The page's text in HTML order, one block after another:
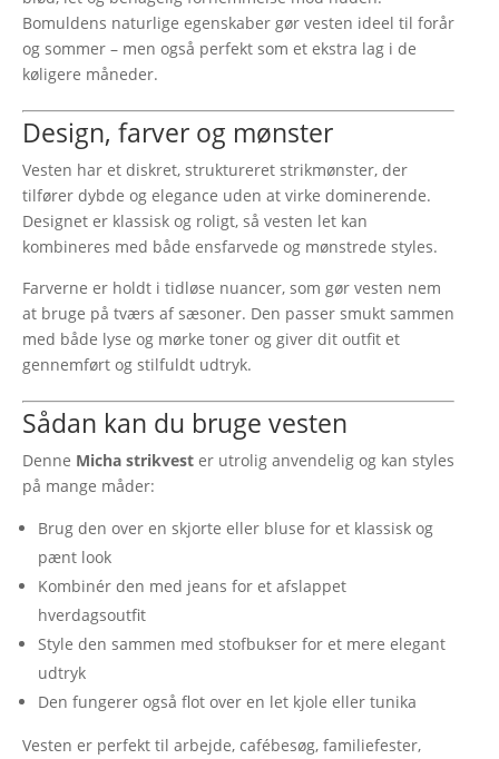
Bomuldens naturlige egenskaber gør vesten ideel til forår
og sommer – men også perfekt som et ekstra lag i de
køligere måneder.
Design, farver og mønster
Vesten har et diskret, struktureret strikmønster, der
tilfører dybde og elegance uden at virke dominerende.
Designet er klassisk og roligt, så vesten let kan
kombineres med både ensfarvede og mønstrede styles.
Farverne er holdt i tidløse nuancer, som gør vesten nem
at bruge på tværs af sæsoner. Den passer smukt sammen
med både lyse og mørke toner og giver dit outfit et
gennemført og stilfuldt udtryk.
Sådan kan du bruge vesten
Denne Micha strikvest er utrolig anvendelig og kan styles
på mange måder:
Brug den over en skjorte eller bluse for et klassisk og
pænt look
Kombinér den med jeans for et afslappet
hverdagsoutfit
Style den sammen med stofbukser for et mere elegant
udtryk
Den fungerer også flot over en let kjole eller tunika
Vesten er perfekt til arbejde, cafébesøg, familiefester,